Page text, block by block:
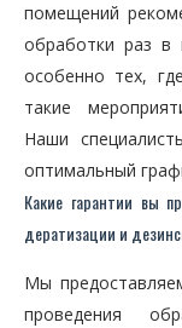
помещений
обработки раз в
особенно тех,
такие
Наши
оптимальный
Какие гарантии вы
дератизации и
Мы
проведения